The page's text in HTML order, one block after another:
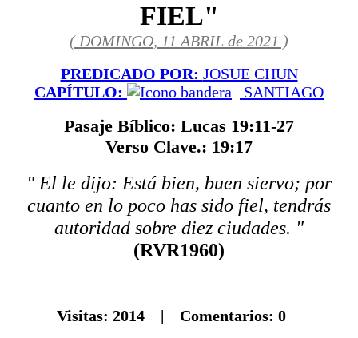
FIEL"
( DOMINGO, 11 ABRIL de 2021 )
PREDICADO POR: JOSUE CHUN
CAPÍTULO:
SANTIAGO
Pasaje Bíblico: Lucas 19:11-27
Verso Clave.: 19:17
" El le dijo: Está bien, buen siervo; por
cuanto en lo poco has sido fiel, tendrás
autoridad sobre diez ciudades. "
(RVR1960)
Visitas: 2014 | Comentarios: 0